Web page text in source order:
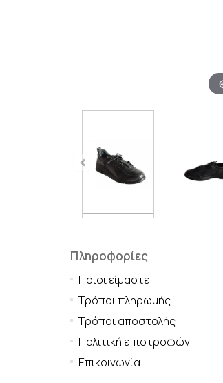
Πληροφορίες
Ποιοι είμαστε
Τρόποι πληρωμής
Τρόποι αποστολής
Πολιτική επιστροφών
Επικοινωνία